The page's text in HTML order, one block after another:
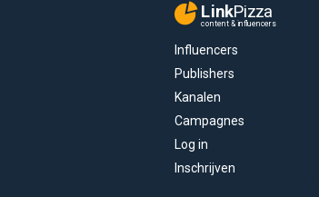
LinkPizza
content & influencers
Influencers
Publishers
Kanalen
Campagnes
Log in
Inschrijven